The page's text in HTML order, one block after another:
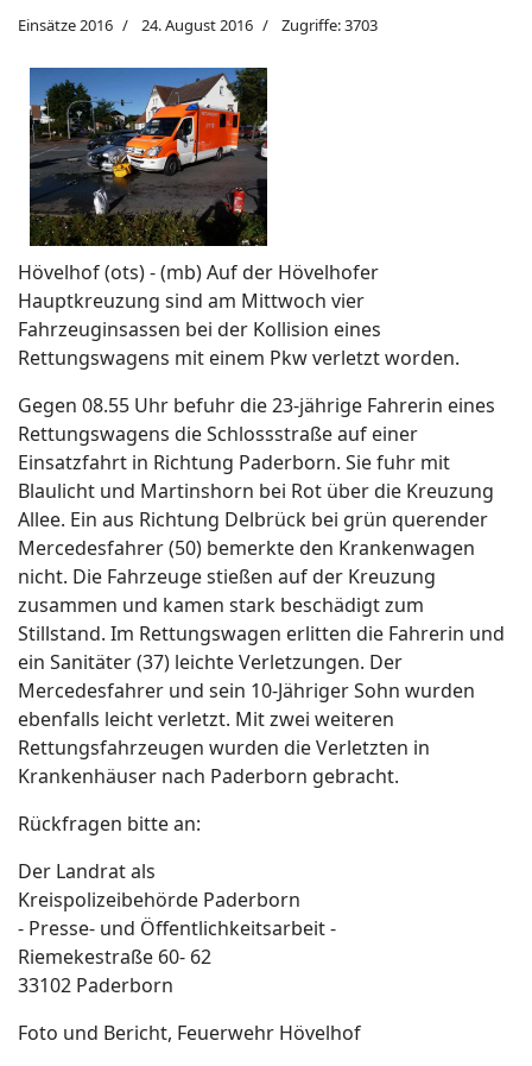
Einsätze 2016 24. August 2016 Zugriffe: 3703
Hövelhof (ots) - (mb) Auf der Hövelhofer
Hauptkreuzung sind am Mittwoch vier
Fahrzeuginsassen bei der Kollision eines
Rettungswagens mit einem Pkw verletzt worden.
Gegen 08.55 Uhr befuhr die 23-jährige Fahrerin eines
Rettungswagens die Schlossstraße auf einer
Einsatzfahrt in Richtung Paderborn. Sie fuhr mit
Blaulicht und Martinshorn bei Rot über die Kreuzung
Allee. Ein aus Richtung Delbrück bei grün querender
Mercedesfahrer (50) bemerkte den Krankenwagen
nicht. Die Fahrzeuge stießen auf der Kreuzung
zusammen und kamen stark beschädigt zum
Stillstand. Im Rettungswagen erlitten die Fahrerin und
ein Sanitäter (37) leichte Verletzungen. Der
Mercedesfahrer und sein 10-Jähriger Sohn wurden
ebenfalls leicht verletzt. Mit zwei weiteren
Rettungsfahrzeugen wurden die Verletzten in
Krankenhäuser nach Paderborn gebracht.
Rückfragen bitte an:
Der Landrat als
Kreispolizeibehörde Paderborn
- Presse- und Öffentlichkeitsarbeit -
Riemekestraße 60- 62
33102 Paderborn
Foto und Bericht, Feuerwehr Hövelhof